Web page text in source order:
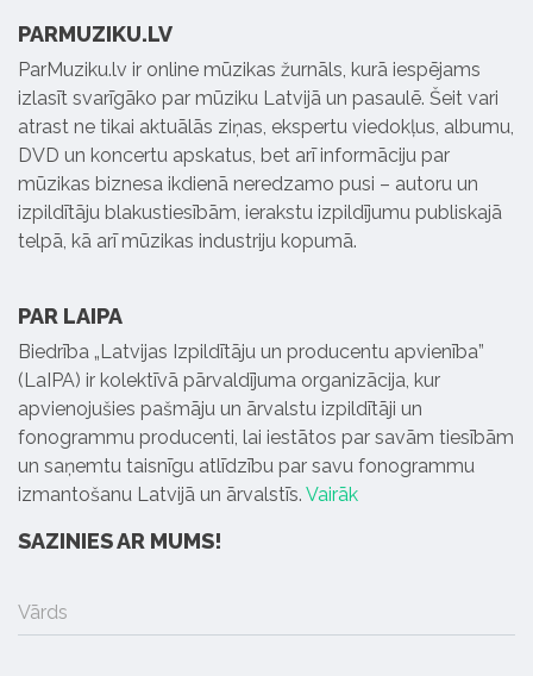
PARMUZIKU.LV
ParMuziku.lv ir online mūzikas žurnāls, kurā iespējams
izlasīt svarīgāko par mūziku Latvijā un pasaulē. Šeit vari
atrast ne tikai aktuālās ziņas, ekspertu viedokļus, albumu,
DVD un koncertu apskatus, bet arī informāciju par
mūzikas biznesa ikdienā neredzamo pusi – autoru un
izpildītāju blakustiesībām, ierakstu izpildījumu publiskajā
telpā, kā arī mūzikas industriju kopumā.
PAR LAIPA
Biedrība „Latvijas Izpildītāju un producentu apvienība”
(LaIPA) ir kolektīvā pārvaldījuma organizācija, kur
apvienojušies pašmāju un ārvalstu izpildītāji un
fonogrammu producenti, lai iestātos par savām tiesībām
un saņemtu taisnīgu atlīdzību par savu fonogrammu
izmantošanu Latvijā un ārvalstīs. Vairāk
SAZINIES AR MUMS!
Vārds